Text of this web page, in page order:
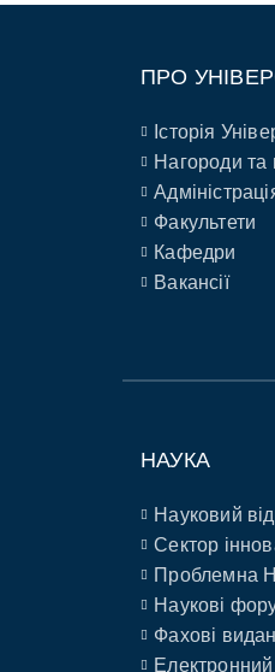
ПРО
Історія
Нагороди та
Факультети
Кафедри
Вакансії
НАУКА
Науковий
Сектор
Проблемна
Наукові
Фахові
Електронний